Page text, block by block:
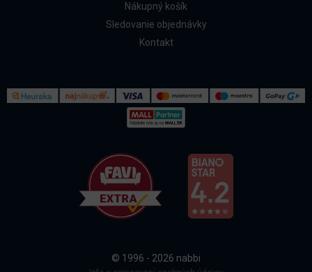
Nákupný košík
Sledovanie objednávky
Kontakt
© 1996 - 2026 nabbi